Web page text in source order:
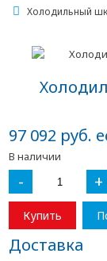
Холодильный
97 092 руб.
В наличии
- +
Купить
Доставка